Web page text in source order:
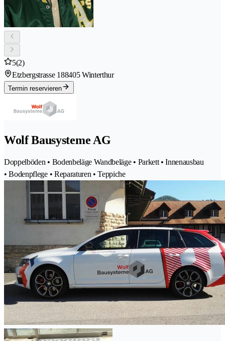
5(2)
Etzbergstrasse 188405 Winterthur
Termin reservieren
Wolf Bausysteme AG
Doppelböden • Bodenbeläge Wandbeläge • Parkett • Innenausbau
• Bodenpflege • Reparaturen • Teppiche